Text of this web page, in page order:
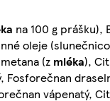
na 100 g prášku),
oleje
(z mléka),
vápenatý,